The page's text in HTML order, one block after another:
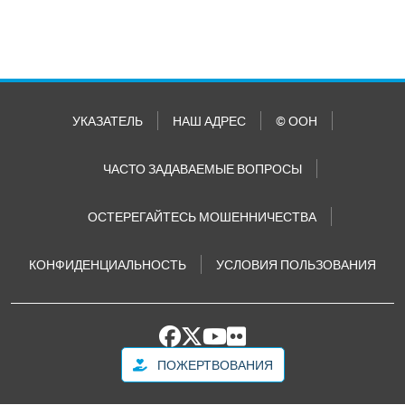
УКАЗАТЕЛЬ НАШ АДРЕС © ООН
ЧАСТО ЗАДАВАЕМЫЕ ВОПРОСЫ
ОСТЕРЕГАЙТЕСЬ МОШЕННИЧЕСТВА
КОНФИДЕНЦИАЛЬНОСТЬ УСЛОВИЯ ПОЛЬЗОВАНИЯ
ПОЖЕРТВОВАНИЯ